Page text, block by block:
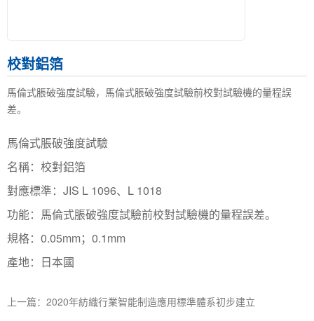
校對鋁箔
馬倫式脹破強度試驗，馬倫式脹破強度試驗前校對試驗機的量程誤
差。
馬倫式脹破強度試驗
名稱：校對鋁箔
對應標準：JIS L 1096、L 1018
功能：馬倫式脹破強度試驗前校對試驗機的量程誤差。
規格：0.05mm；0.1mm
產地：日本國
上一篇：2020年紡織行業智能制造應用標準體系初步建立